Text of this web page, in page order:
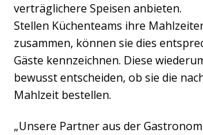
verträglichere Speisen anbieten.
Stellen Küchenteams ihre
zusammen, können sie dies
Gäste kennzeichnen. Diese
bewusst entscheiden, ob sie die
Mahlzeit bestellen.
„Unsere Partner aus der